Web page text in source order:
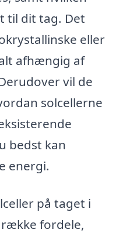
til dit tag. Det
eller
afhængig af
vil de
solcellerne
bedst kan
energi.
på taget i
række fordele,